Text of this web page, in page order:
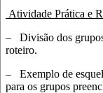
Atividade Prática e
– Divisão dos
roteiro.
– Exemplo de
para os grupos